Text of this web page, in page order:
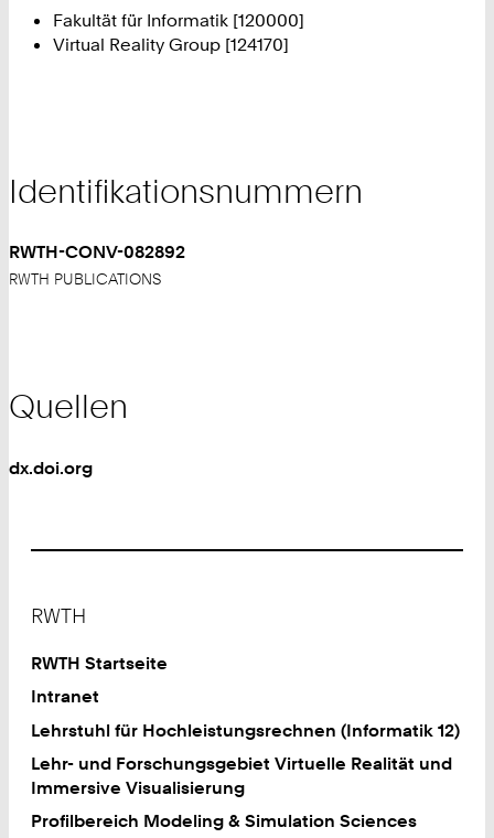
Fakultät für Informatik [120000]
Virtual Reality Group [124170]
Identifikationsnummern
RWTH-CONV-082892
RWTH PUBLICATIONS
Quellen
dx.doi.org
RWTH
RWTH Startseite
Intranet
Lehrstuhl für Hochleistungsrechnen (Informatik 12)
Lehr- und Forschungsgebiet Virtuelle Realität und
Immersive Visualisierung
Profilbereich Modeling & Simulation Sciences